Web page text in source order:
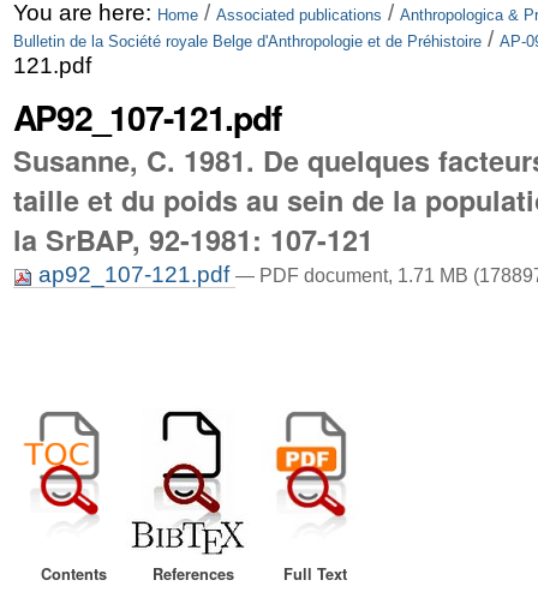
Skip
to
|
Skip
to
navigation
Personal
tools
You are here: Home / Associated publications / Anthropologica &
Bulletin de la Société royale Belge d'Anthropologie et de Préhistoire / AP-
121.pdf
AP92_107-121.pdf
Susanne, C. 1981. De quelques
taille et du poids au sein de la
la SrBAP, 92-1981: 107-121
ap92_107-121.pdf — PDF document, 1.71 MB
Contents References Full Text